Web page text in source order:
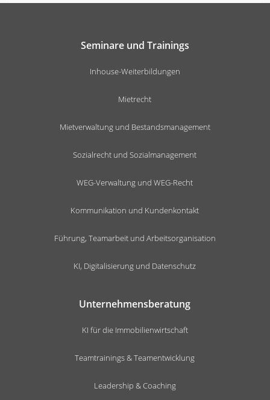
Seminare und Trainings
Inhouse-Weiterbildungen
Mietrecht
Mietverwaltung und Bestandsmanagement
Sozialrecht und Sozialmanagement
WEG-Verwaltung und WEG-Recht
Kommunikation und Kundenkontakt
Führung, Teamarbeit und Arbeitsorganisation
KI, Digitalisierung und Datenschutz
Unternehmensberatung
KI für die Immobilienwirtschaft
Teamtrainings & Teamentwicklung
Leadership & Coaching